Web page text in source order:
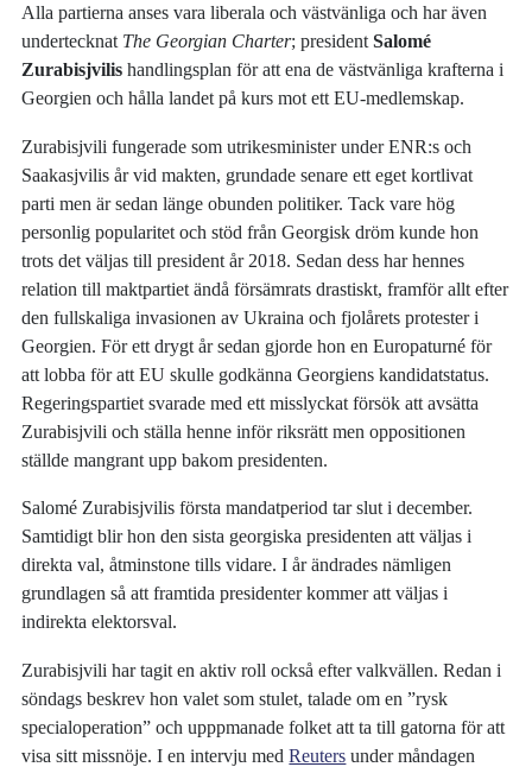
Alla partierna anses vara liberala och västvänliga och har även
undertecknat The Georgian Charter; presidentSalomé
Zurabisjvilis handlingsplan för att ena de västvänliga krafterna i
Georgien och hålla landet på kurs mot ett EU-medlemskap.
Zurabisjvili fungerade som utrikesminister under ENR:s och
Saakasjvilis år vid makten, grundade senare ett eget kortlivat
parti men är sedan länge obunden politiker. Tack vare hög
personlig popularitet och stöd från Georgisk dröm kunde hon
trots det väljas till president år 2018. Sedan dess har hennes
relation till maktpartiet ändå försämrats drastiskt, framför allt efter
den fullskaliga invasionen av Ukraina och fjolårets protester i
Georgien. För ett drygt år sedan gjorde hon en Europaturné för
att lobba för att EU skulle godkänna Georgiens kandidatstatus.
Regeringspartiet svarade med ett misslyckat försök att avsätta
Zurabisjvili och ställa henne inför riksrätt men oppositionen
ställde mangrant upp bakom presidenten.
Salomé Zurabisjvilis första mandatperiod tar slut i december.
Samtidigt blir hon den sista georgiska presidenten att väljas i
direkta val, åtminstone tills vidare. I år ändrades nämligen
grundlagen så att framtida presidenter kommer att väljas i
indirekta elektorsval.
Zurabisjvili har tagit en aktiv roll också efter valkvällen. Redan i
söndags beskrev hon valet som stulet, talade om en ”rysk
specialoperation” och upppmanade folket att ta till gatorna för att
visa sitt missnöje. I en intervju medReuters under måndagen